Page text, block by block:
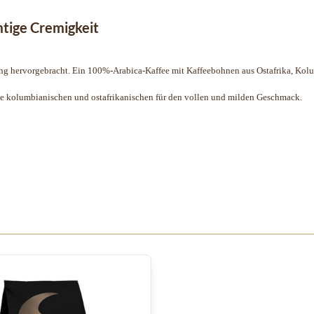
Cremigkeit
hervorgebracht. Ein 100%-Arabica-Kaffee mit Kaffeebohnen aus Ostafrika,
kolumbianischen und ostafrikanischen für den vollen und milden Geschmack.
navigieren. Mit den Skip-Links können Sie das